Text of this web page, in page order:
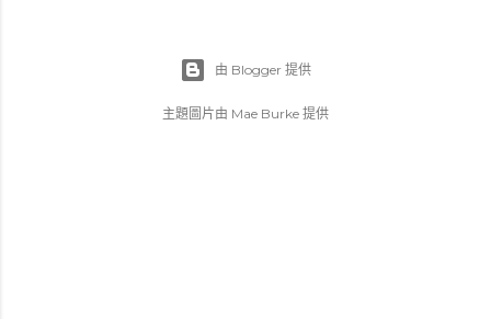
由 Blogger 提供
主題圖片由 Mae Burke 提供